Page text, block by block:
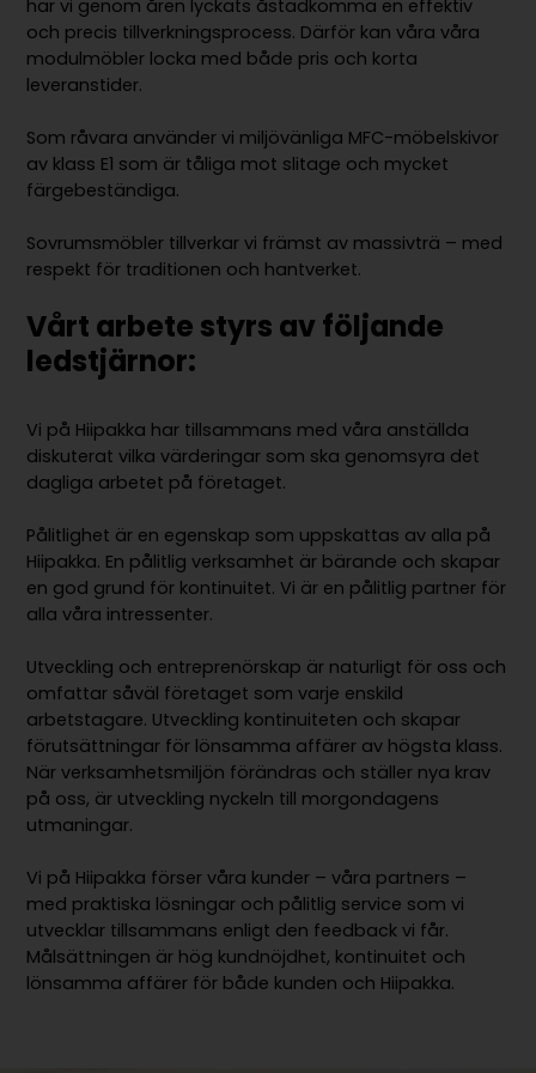
har vi genom åren lyckats åstadkomma en effektiv
och precis tillverkningsprocess. Därför kan våra våra
modulmöbler locka med både pris och korta
leveranstider.
Som råvara använder vi miljövänliga MFC-möbelskivor
av klass E1 som är tåliga mot slitage och mycket
färgebeständiga.
Sovrumsmöbler tillverkar vi främst av massivträ – med
respekt för traditionen och hantverket.
Vårt arbete styrs av följande
ledstjärnor:
Vi på Hiipakka har tillsammans med våra anställda
diskuterat vilka värderingar som ska genomsyra det
dagliga arbetet på företaget.
Pålitlighet är en egenskap som uppskattas av alla på
Hiipakka. En pålitlig verksamhet är bärande och skapar
en god grund för kontinuitet. Vi är en pålitlig partner för
alla våra intressenter.
Utveckling och entreprenörskap är naturligt för oss och
omfattar såväl företaget som varje enskild
arbetstagare. Utveckling kontinuiteten och skapar
förutsättningar för lönsamma affärer av högsta klass.
När verksamhetsmiljön förändras och ställer nya krav
på oss, är utveckling nyckeln till morgondagens
utmaningar.
Vi på Hiipakka förser våra kunder – våra partners –
med praktiska lösningar och pålitlig service som vi
utvecklar tillsammans enligt den feedback vi får.
Målsättningen är hög kundnöjdhet, kontinuitet och
lönsamma affärer för både kunden och Hiipakka.